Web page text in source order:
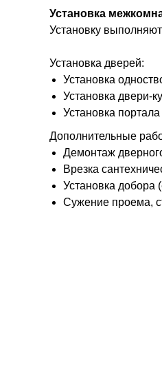
Установка
Установку
Установка дверей:
Установка
Установка двери-
Установка
Дополнительные
Демонтаж
Врезка
Установка добора
Сужение проема,